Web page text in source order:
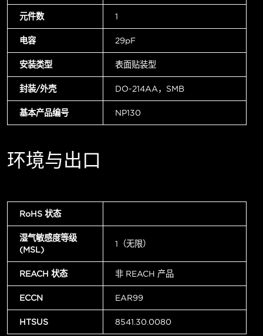
元件数 1
电容 29pF
安装类型 表面贴装型
封装/外壳 DO-214AA，SMB
基本产品编号 NP130
环境与出口
RoHS 状态
湿气敏感度等级
(MSL)
1（无限）
REACH 状态 非 REACH 产品
ECCN EAR99
HTSUS 8541.30.0080